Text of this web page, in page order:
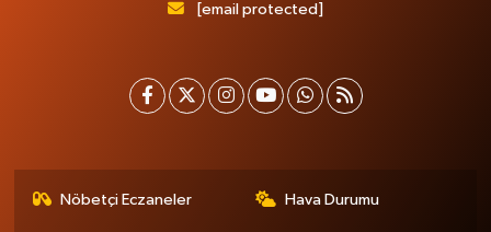
[email protected]
Nöbetçi Eczaneler Hava Durumu